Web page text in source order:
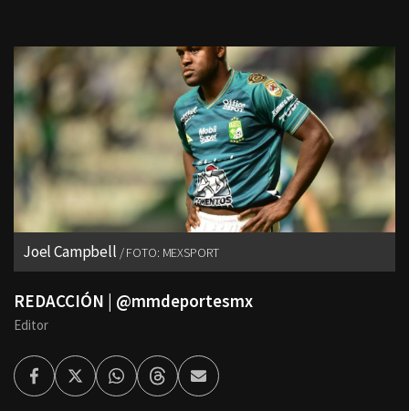
Joel Campbell FOTO: MEXSPORT
REDACCIÓN | @mmdeportesmx
Editor
FacebookTwitterWhatsappThreadsEnviar
por